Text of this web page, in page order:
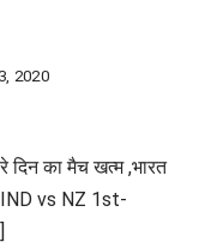
2020
का मैच खत्म ,भारत
IND vs NZ 1st-